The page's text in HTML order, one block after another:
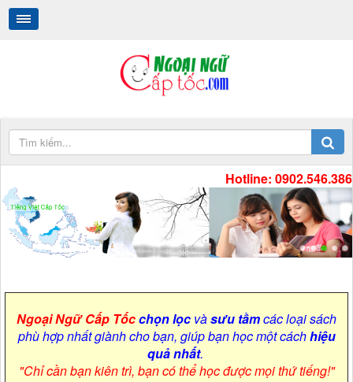
Hotline: 0902.546.386
Tiếng Việt Cấp Tốc
Ngoại Ngữ Cấp Tốcchọn lọc vàsưu tầmcác loại sách
phù hợp nhất giành cho bạn, giúp bạn học một cáchhiệu
quả nhất.
"Chỉ cần bạn kiên trì, bạn có thể học được mọi thứ tiếng!"